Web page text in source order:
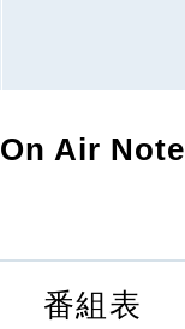
On Air Note
番組表